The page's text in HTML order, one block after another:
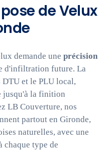
de Velux
demande une précision
d'infiltration future. La
DTU et le PLU local,
jusqu'à la finition
LB Couverture, nos
partout en Gironde,
naturelles, avec une
chaque type de